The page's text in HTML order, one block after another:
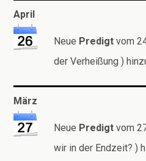
April
Neue Predigt vom
der Verheißung )
März
Neue Predigt vom
wir in der Endzeit? )